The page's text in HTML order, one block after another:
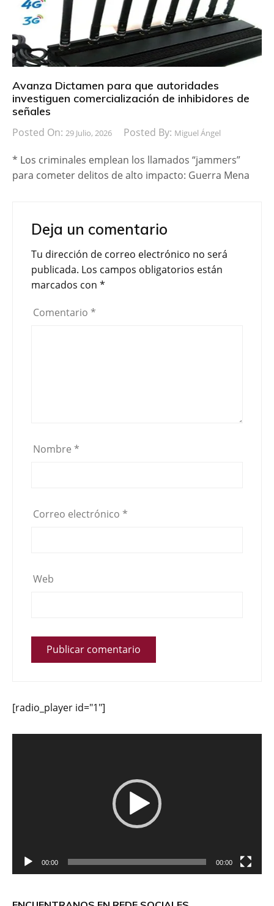
Avanza Dictamen para que autoridades
investiguen comercialización de inhibidores de
señales
Posted On: 29 Julio, 2026 Posted By: Miguel Ángel
* Los criminales emplean los llamados “jammers”
para cometer delitos de alto impacto: Guerra Mena
Deja un comentario
Tu dirección de correo electrónico no será
publicada. Los campos obligatorios están
marcados con *
Comentario *
Nombre *
Correo electrónico *
Web
[radio_player id="1"]
00:00 00:00